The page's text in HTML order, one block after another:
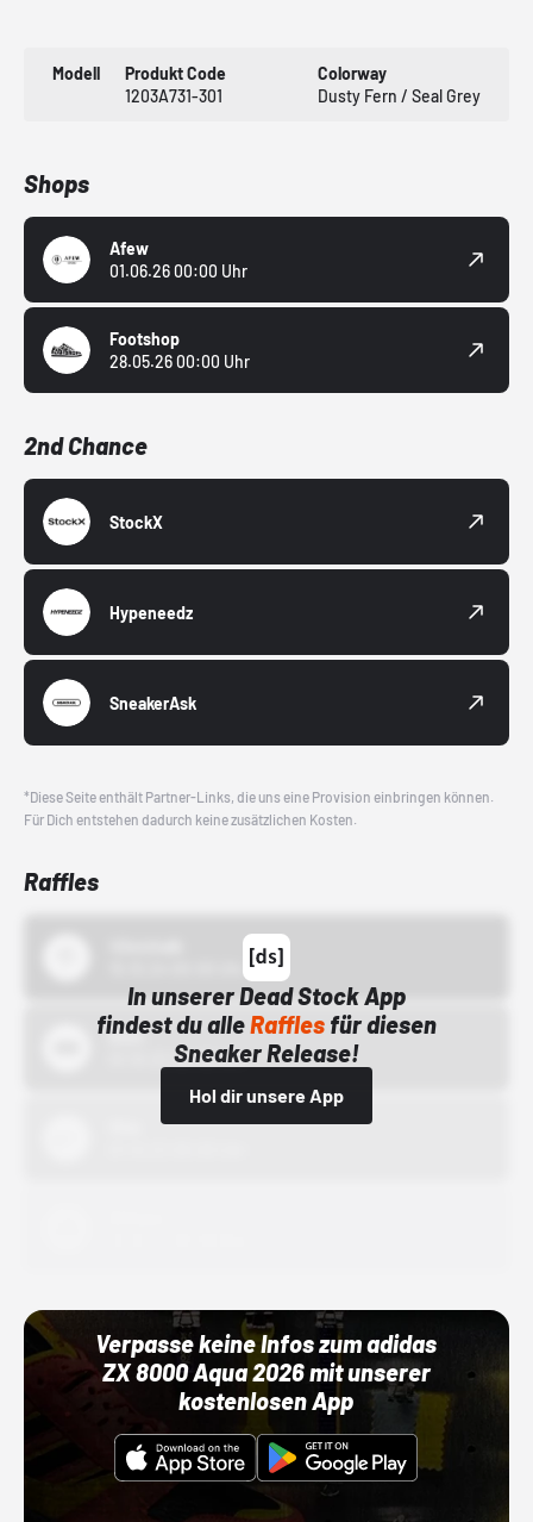
Modell
Produkt Code
1203A731-301
Colorway
Dusty Fern / Seal Grey
Shops
Afew
01.06.26 00:00 Uhr
Footshop
28.05.26 00:00 Uhr
2nd Chance
StockX
Hypeneedz
SneakerAsk
*Diese Seite enthält Partner-Links, die uns eine Provision einbringen können.
Für Dich entstehen dadurch keine zusätzlichen Kosten.
Raffles
In unserer Dead Stock App
findest du alleRafflesfür diesen
Sneaker Release!
Hol dir unsere App
Bstn
01.10.22 00:00 Uhr
Verpasse keine Infos zum adidas
ZX 8000 Aqua 2026 mit unserer
kostenlosen App